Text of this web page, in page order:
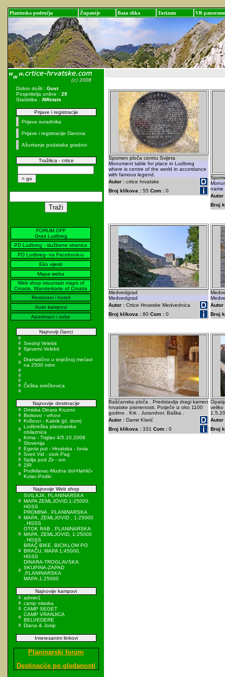
Planinska područja Županije Baza slika Turizam VR panorame
Dobro došli : Gost
Posjetitelja online : 29
Statistika : AWstats
Prijave i registracije
Prijava suradnika
Prijave i registracije članova
Ažuriranje podataka gradovi
Tražilica - crtice
FORUM OFF
Grad Ludbreg
PD Ludbreg - službene stranice
PD Ludbreg- na Facebook-u
Eko vijesti
Mapa weba
Web shop mountain maps of
Croatia, Wanderkarte of Croatia
Restorani i hoteli
Auto kampovi
Apartmani i sobe
Najnoviji članci
Srednji Velebit
Sjeverni Velebit
Dramatično u snježnoj mećavi
na 2500 ndm
Češka smrčkovica
Najnovije destinacije
Omiska Dinara Kruzno
Biokovo - vrhovi
Križevci - Kalnik (pl. dom)
Ludbreška planinarska
obilaznica
Krma - Triglav 4/5.10.2008
Slovenija
Egeria put - Hrvatska - Iovia
Sveti Vid - otok Pag
Spilja pod Zir - om
ZIR
Podkilavac-Mudna dol-Hahlići-
Kolac-Podki
Najnovije Web shop
SVILAJA, PLANINARSKA
MAPA ZEMLJOVID,1:25000,
HGSS
PROMINA , PLANINARSKA
MAPA, ZEMLJOVID , 1:25000
, HGSS
OTOK RAB , PLANINARSKA
MAPA, ZEMLJOVID, 1:25000
, HGSS
BRAČ BIKE, BICIKLOM PO
BRAČU, MAPA 1:45000,
HGSS
DINARA-TROGLAVSKA
SKUPINA-ZAPAD
,PLANINARSKA
MAPA,1:25000
Najnovije kampovi
admin1
camp mlaska
CAMP SEGET
CAMP VRANJICA
BELVEDERE
Diana & Josip
Interesantni linkovi
Planinarski forum
Destinacije po gledanosti
Spomen ploča centru Svijeta
Monument table for place in Ludbreg
where is centre of the world in accordance
with famous legend.
Autor : crtice hrvatske
Broj klikova : 55 Com : 0
name
Autor
Broj
Medvedgrad
Medvedgrad
Autor : Crtice Hrvatske Medvednica
Broj klikova : 80 Com : 0
Autor
Broj
Bašćanska ploča . Predstavlja dragi kamen
hrvatske pismenosti. Potječe iz oko 1100
godine . Krk . Jurandvor. Baška .
Autor : Damir Klarić
Broj klikova : 331 Com : 0
veliko
Autor
Broj